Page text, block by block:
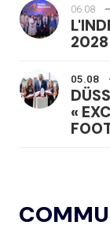
06.08
2028
05.08
«
LE
AUX